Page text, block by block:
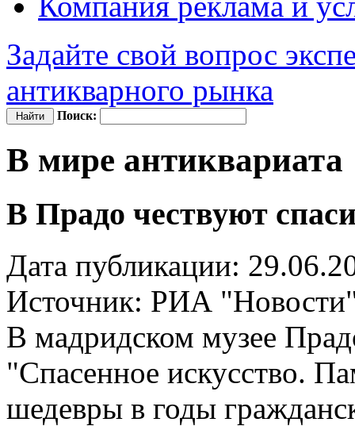
Задайте свой вопрос
антикварного рынка
Поиск:
В мире антиквариата
В Прадо чествуют
Дата публикации:
Источник: РИА
В мадридском музее
"Спасенное искусство.
шедевры в годы